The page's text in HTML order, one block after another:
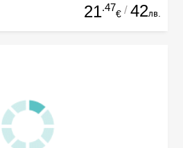
21.47
€ / 42лв.